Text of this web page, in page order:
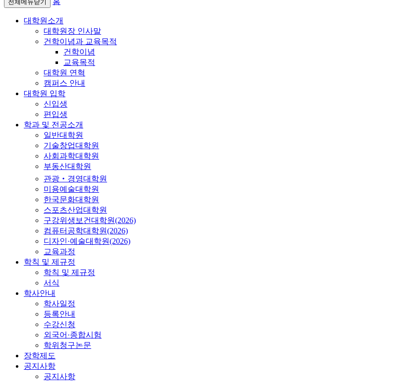
전체메뉴닫기
대학원소개
대학원장 인사말
건학이념과 교육목적
건학이념
교육목적
대학원 연혁
캠퍼스 안내
대학원 입학
신입생
편입생
학과 및 전공소개
일반대학원
기술창업대학원
사회과학대학원
부동산대학원
관광‧경영대학원
미용예술대학원
한국문화대학원
스포츠산업대학원
구강위생보건대학원(2026)
컴퓨터공학대학원(2026)
디자인·예술대학원(2026)
교육과정
학칙 및 제규정
학칙 및 제규정
서식
학사안내
학사일정
등록안내
수강신청
외국어·종합시험
학위청구논문
장학제도
공지사항
공지사항